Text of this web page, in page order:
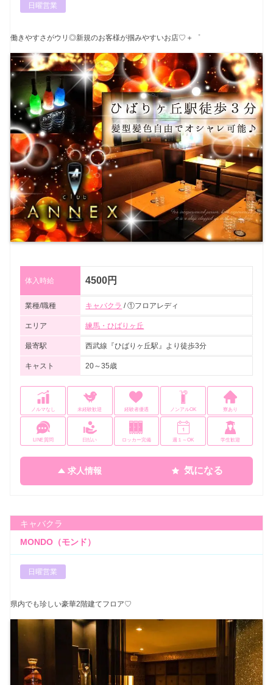
日曜営業
働きやすさがウリ◎新規のお客様が掴みやすいお店♡＋゜
体入時給 4500円
業種/職種 キャバクラ / ①フロアレディ
エリア 練馬・ひばりヶ丘
最寄駅 西武線『ひばりヶ丘駅』より徒歩3分
キャスト 20～35歳
ノルマなし 未経験歓迎 経験者優遇 ノンアルOK 寮あり
LINE質問 日払い ロッカー完備 週１～OK 学生歓迎
求人情報 気になる
キャバクラ
MONDO（モンド）
日曜営業
県内でも珍しい豪華2階建てフロア♡